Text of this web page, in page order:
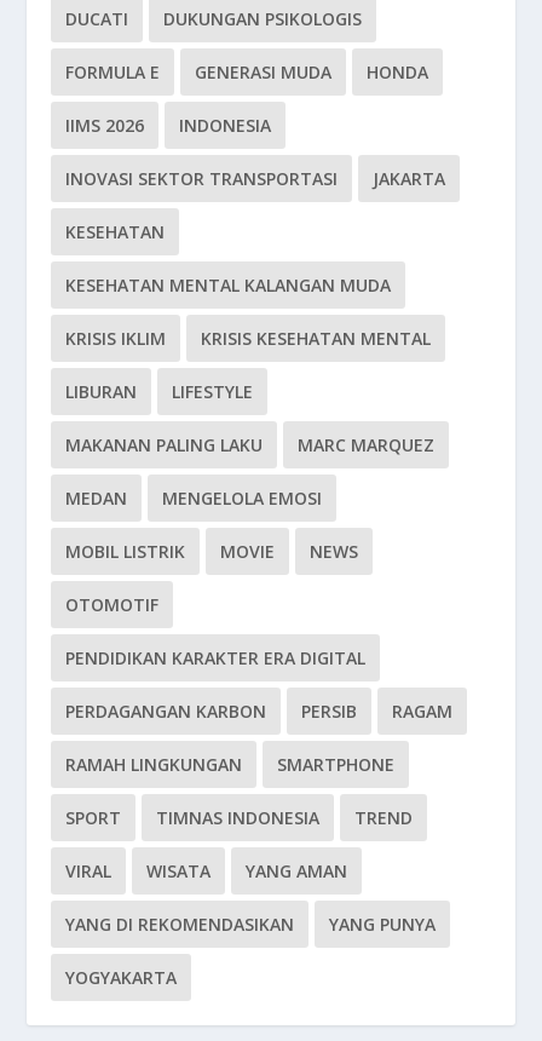
DUCATI DUKUNGAN PSIKOLOGIS
FORMULA E GENERASI MUDA HONDA
IIMS 2026 INDONESIA
INOVASI SEKTOR TRANSPORTASI JAKARTA
KESEHATAN
KESEHATAN MENTAL KALANGAN MUDA
KRISIS IKLIM KRISIS KESEHATAN MENTAL
LIBURAN LIFESTYLE
MAKANAN PALING LAKU MARC MARQUEZ
MEDAN MENGELOLA EMOSI
MOBIL LISTRIK MOVIE NEWS
OTOMOTIF
PENDIDIKAN KARAKTER ERA DIGITAL
PERDAGANGAN KARBON PERSIB RAGAM
RAMAH LINGKUNGAN SMARTPHONE
SPORT TIMNAS INDONESIA TREND
VIRAL WISATA YANG AMAN
YANG DI REKOMENDASIKAN YANG PUNYA
YOGYAKARTA